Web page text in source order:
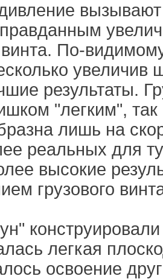
винта. По-
результаты.
"легким", так
лишь на
реальных для
высокие
грузового
легкая
освоение